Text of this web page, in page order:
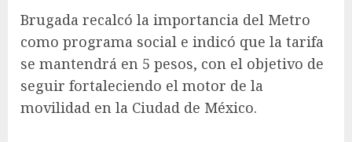
Brugada recalcó la importancia del Metro
como programa social e indicó que la tarifa
se mantendrá en 5 pesos, con el objetivo de
seguir fortaleciendo el motor de la
movilidad en la Ciudad de México.